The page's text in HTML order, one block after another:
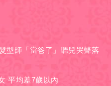
型師「當爸了」聽兒哭聲落
平均差7歲以內